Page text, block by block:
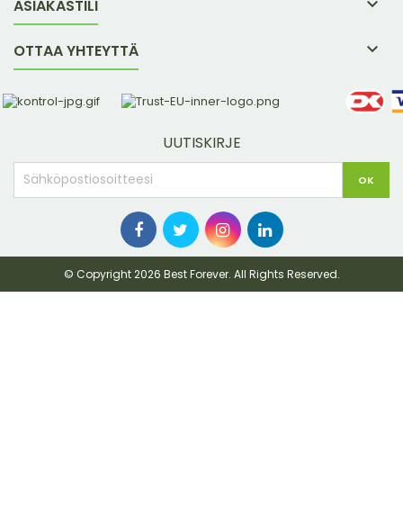
ASIAKASTILI
OTTAA YHTEYTTÄ 
UUTISKIRJE
© Copyright 2026 Best Forever. All Rights Reserved.